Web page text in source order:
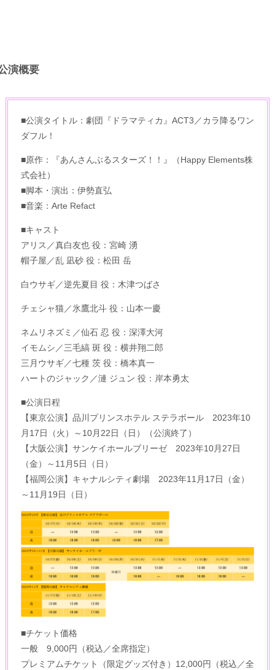
演概要
■公演タイトル：劇団『ドラマティカ』ACT3／カラ降るワン
ダフル！
■原作：『あんさんぶるスターズ！！』（Happy Elements株
式会社）
■脚本・演出：伊勢直弘
■音楽：Arte Refact
■キャスト
アリス／真白友也 役：宮崎 湧
帽子屋／乱 凪砂 役：松田 岳
白ウサギ／逆先夏目 役：木津つばさ
チェシャ猫／氷鷹北斗 役：山本一慶
ネムリネズミ／仙石 忍 役：深澤大河
イモムシ／三毛縞 斑 役：横井翔二郎
三月ウサギ／七種 茨 役：橋本真一
ハートのジャック／漣 ジュン 役：岸本勇太
■公演日程
【東京公演】品川プリンスホテル ステラボール 2023年10
月17日（火）～10月22日（日）（公演終了）
【大阪公演】サンケイホールブリーゼ 2023年10月27日
（金）～11月5日（日）
【福岡公演】キャナルシティ劇場 2023年11月17日（金）
～11月19日（日）
■チケット価格
一般 9,000円（税込／全席指定）
プレミアムチケット（限定グッズ付き）12,000円（税込／全